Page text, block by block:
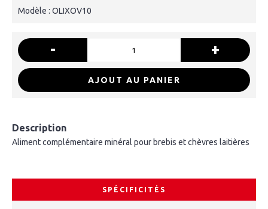
Modèle : OLIXOV10
- +
AJOUT AU PANIER
Description
Aliment complémentaire minéral pour brebis et chèvres laitières
SPÉCIFICITÉS